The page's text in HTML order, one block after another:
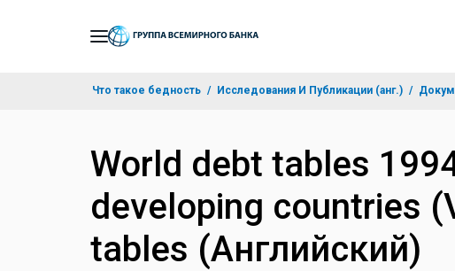
Что такое бедность Исследования И Публикации (анг.)
World debt tables
developing countries
tables (Английский)